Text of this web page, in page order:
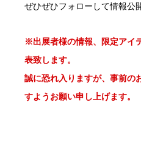
ぜひぜひフォローして情報公
※出展者様の情報、限定アイ
表致します。
誠に恐れ入りますが、事前の
すようお願い申し上げます。